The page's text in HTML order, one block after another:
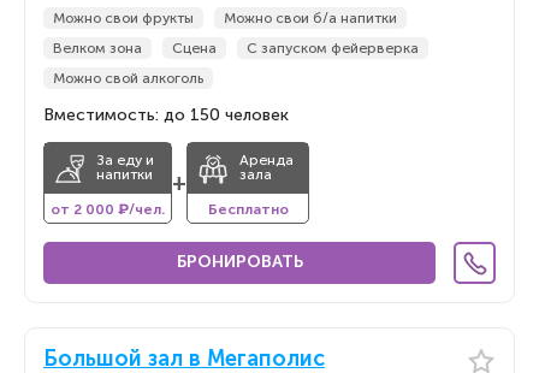
Можно свои фрукты
Можно свои б/а напитки
Велком зона
Сцена
С запуском фейерверка
Можно свой алкоголь
Вместимость: до 150 человек
За еду и
напитки
от 2 000 ₽/чел.
+
Аренда
зала
Бесплатно
БРОНИРОВАТЬ
Большой зал в Мегаполис